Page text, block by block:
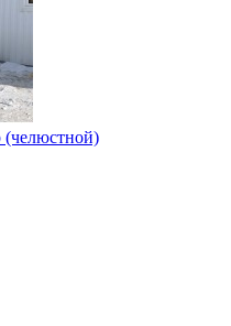
(челюстной)